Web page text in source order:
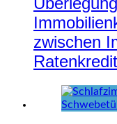
zwischen
Ratenkredit